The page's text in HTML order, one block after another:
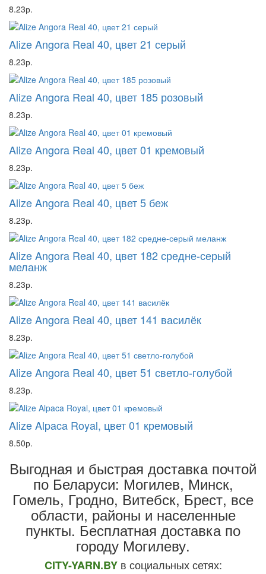
8.23р.
Alize Angora Real 40, цвет 21 серый
8.23р.
Alize Angora Real 40, цвет 185 розовый
8.23р.
Alize Angora Real 40, цвет 01 кремовый
8.23р.
Alize Angora Real 40, цвет 5 беж
8.23р.
Alize Angora Real 40, цвет 182 средне-серый
меланж
8.23р.
Alize Angora Real 40, цвет 141 василёк
8.23р.
Alize Angora Real 40, цвет 51 светло-голубой
8.23р.
Alize Alpaca Royal, цвет 01 кремовый
8.50р.
Выгодная и быстрая доставка почтой
по Беларуси: Могилев, Минск,
Гомель, Гродно, Витебск, Брест,все
области, районы и населенные
пункты. Бесплатная доставка по
городу Могилеву.
CITY-YARN.BYв социальных сетях: